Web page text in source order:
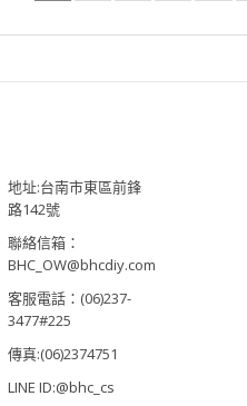
地址:台南市東區前鋒
路142號
聯絡信箱：
BHC_OW@bhcdiy.com
客服電話：(06)237-
3477#225
傳真:(06)2374751
LINE ID:@bhc_cs